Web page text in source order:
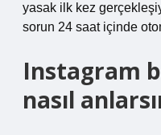
yasak ilk kez
sorun 24 saat içinde
Instagram
nasıl